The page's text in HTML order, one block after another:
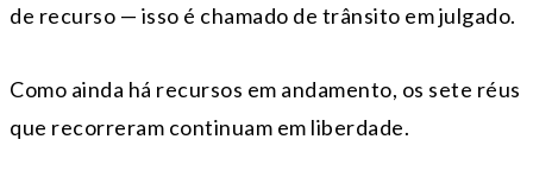
de recurso — isso é chamado de trânsito em julgado.
Como ainda há recursos em andamento, os sete réus
que recorreram continuam em liberdade.